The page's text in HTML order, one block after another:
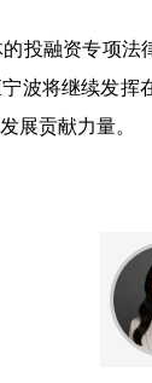
投融资专项法
波将继续发
展贡献力量。